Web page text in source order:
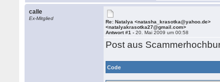
calle
Ex-Mitglied
Re: Natalya <natasha_krasotka@yahoo.de>
<natalyakrasotka27@gmail.com>
Antwort #1 -20. Mai 2009 um 00:58
Post aus
Code